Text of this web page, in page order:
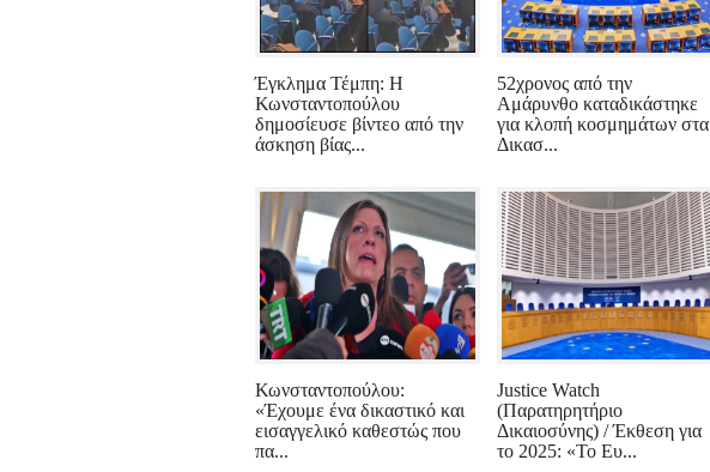
Έγκλημα Τέμπη: Η
Κωνσταντοπούλου
δημοσίευσε βίντεο από την
άσκηση βίας...
52χρονος από την
Αμάρυνθο καταδικάστηκε
για κλοπή κοσμημάτων στα
Δικασ...
Κωνσταντοπούλου:
«Έχουμε ένα δικαστικό και
εισαγγελικό καθεστώς που
πα...
Justice Watch
(Παρατηρητήριο
Δικαιοσύνης) / Έκθεση για
το 2025: «Το Ευ...